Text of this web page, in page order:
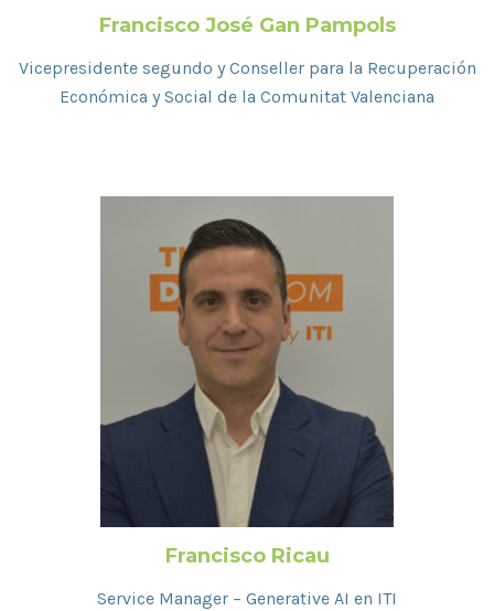
Francisco José Gan Pampols
Vicepresidente segundo y Conseller para la Recuperación
Económica y Social de la Comunitat Valenciana
Francisco Ricau
Service Manager – Generative AI en ITI